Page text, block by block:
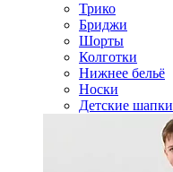
Трико
Бриджи
Шорты
Колготки
Нижнее бельё
Носки
Детские шапки